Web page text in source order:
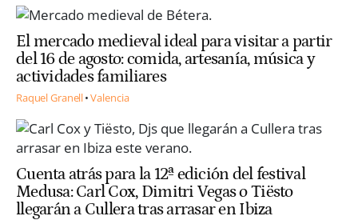
El mercado medieval ideal para visitar a partir
del 16 de agosto: comida, artesanía, música y
actividades familiares
Raquel Granell Valencia
Cuenta atrás para la 12ª edición del festival
Medusa: Carl Cox, Dimitri Vegas o Tiësto
llegarán a Cullera tras arrasar en Ibiza